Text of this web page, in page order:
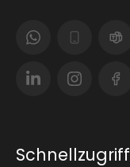
Schnellzugriff